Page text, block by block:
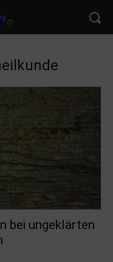
bei ungeklärten